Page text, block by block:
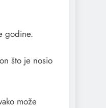
godine.
što je nosio
može